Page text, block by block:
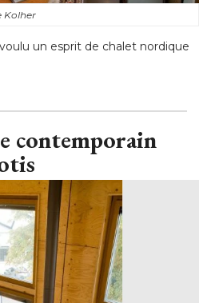
Kolher
un esprit de chalet nordique
contemporain